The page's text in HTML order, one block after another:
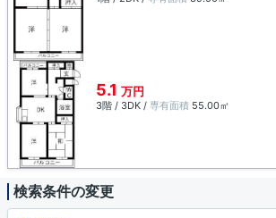
5.1 万円
3階 / 3DK / 専有面積 55.00㎡
検索条件の変更